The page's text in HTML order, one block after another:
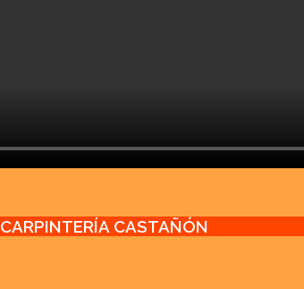
CARPINTERÍA CASTAÑÓN